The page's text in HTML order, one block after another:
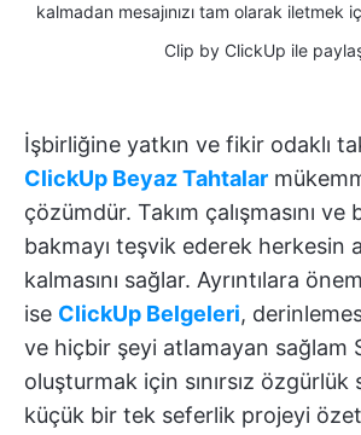
kalmadan mesajınızı tam olarak iletmek
Clip by ClickUp ile
İşbirliğine yatkın ve fikir odaklı
ClickUp Beyaz Tahtalar
çözümdür. Takım çalışmasını
bakmayı teşvik ederek herkesin
kalmasını sağlar. Ayrıntılara
ise ClickUp Belgeleri,
ve hiçbir şeyi atlamayan sağlam
oluşturmak için sınırsız özgürlük
küçük bir tek seferlik projeyi